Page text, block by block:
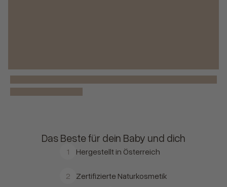
Das Beste für dein Baby und dich
1 Hergestellt in Österreich
2 Zertifizierte Naturkosmetik